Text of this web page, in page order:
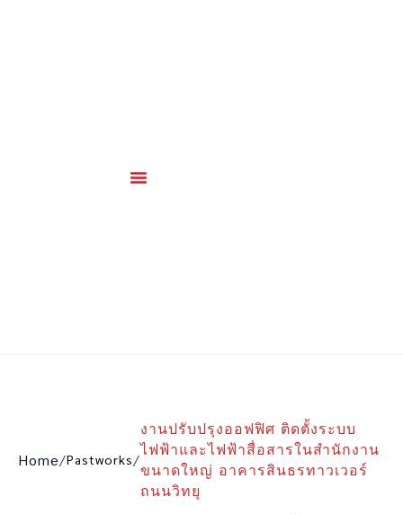
Home/Pastworks/
งานปรับปรุงออฟฟิศ ติดตั้งระบบ
ไฟฟ้าและไฟฟ้าสื่อสารในสำนักงาน
ขนาดใหญ่ อาคารสินธรทาวเวอร์
ถนนวิทยุ